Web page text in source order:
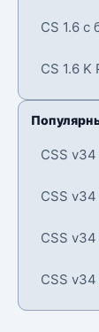
CS 1.6 с
CS 1.6 K
CSS v34
CSS
CSS
CSS